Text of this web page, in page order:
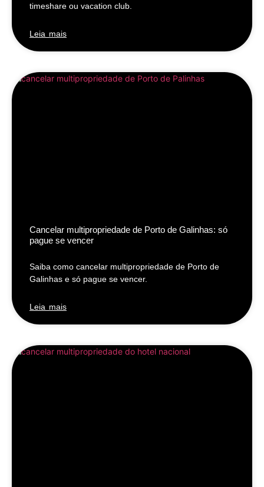
timeshare ou vacation club.
Leia mais
Cancelar multipropriedade de Porto de Galinhas: só
pague se vencer
Saiba como cancelar multipropriedade de Porto de
Galinhas e só pague se vencer.
Leia mais